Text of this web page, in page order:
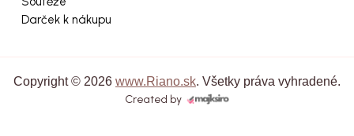
Darček k nákupu
Copyright © 2026 www.Riano.sk. Všetky práva vyhradené.
Created by